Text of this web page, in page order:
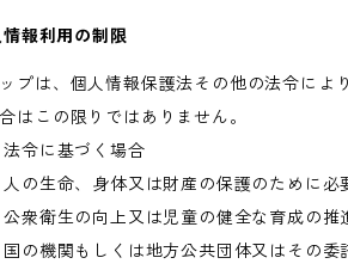
報利用の制限
プは、個人情報保護法その他の法令によ
はこの限りではありません。
法令に基づく場合
人の生命、身体又は財産の保護のために
公衆衛生の向上又は児童の健全な育成の
国の機関もしくは地方公共団体又はその